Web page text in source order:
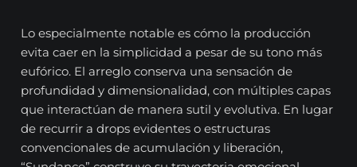
Lo especialmente notable es cómo la producción
evita caer en la simplicidad a pesar de su tono más
eufórico. El arreglo conserva una sensación de
profundidad y dimensionalidad, con múltiples capas
que interactúan de manera sutil y evolutiva. En lugar
de recurrir a drops evidentes o estructuras
convencionales de acumulación y liberación,